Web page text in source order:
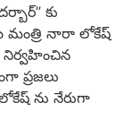
కు
మంత్రి నారా లోకేష్
ప్రజలు
ను నేరుగా